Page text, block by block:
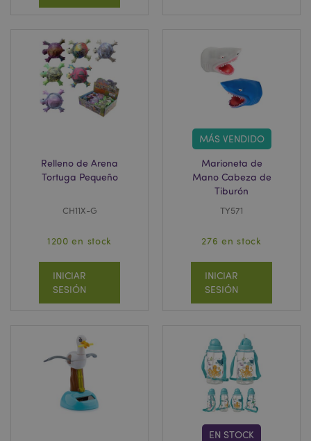
Relleno de Arena
Tortuga Pequeño
CH11X-G
1200 en stock
INICIAR
SESIÓN
MÁS VENDIDO
Marioneta de
Mano Cabeza de
Tiburón
TY571
276 en stock
INICIAR
SESIÓN
EN STOCK